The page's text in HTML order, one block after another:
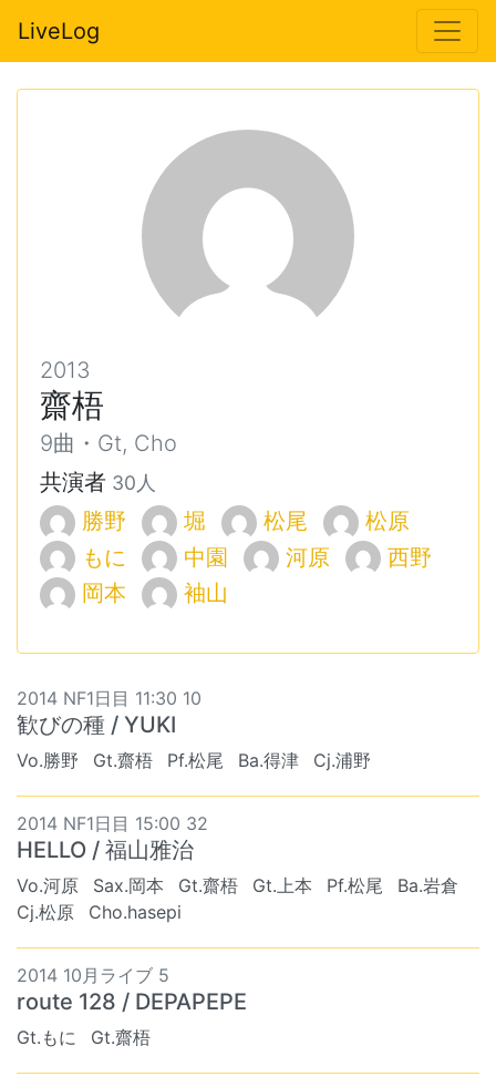
LiveLog
2013
齋梧
9曲・Gt, Cho
共演者 30人
勝野 堀 松尾
松原
もに
中園 河原
西野
岡本
袖山
2014 NF1日目 11:30 10
歓びの種 / YUKI
Vo.勝野 Gt.齋梧 Pf.松尾 Ba.得津 Cj.浦野
2014 NF1日目 15:00 32
HELLO / 福山雅治
Vo.河原 Sax.岡本 Gt.齋梧 Gt.上本 Pf.松尾
Ba.岩倉
Cj.松原
Cho.hasepi
2014 10月ライブ 5
route 128 / DEPAPEPE
Gt.もに Gt.齋梧